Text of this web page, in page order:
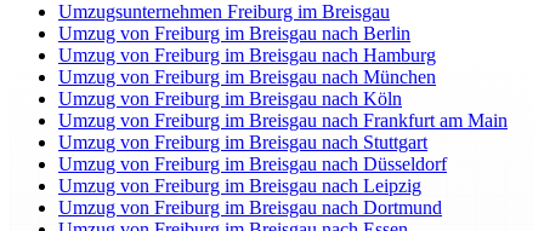
Umzugsunternehmen Freiburg im Breisgau
Umzug von Freiburg im Breisgau nach Berlin
Umzug von Freiburg im Breisgau nach Hamburg
Umzug von Freiburg im Breisgau nach München
Umzug von Freiburg im Breisgau nach Köln
Umzug von Freiburg im Breisgau nach Frankfurt am Main
Umzug von Freiburg im Breisgau nach Stuttgart
Umzug von Freiburg im Breisgau nach Düsseldorf
Umzug von Freiburg im Breisgau nach Leipzig
Umzug von Freiburg im Breisgau nach Dortmund